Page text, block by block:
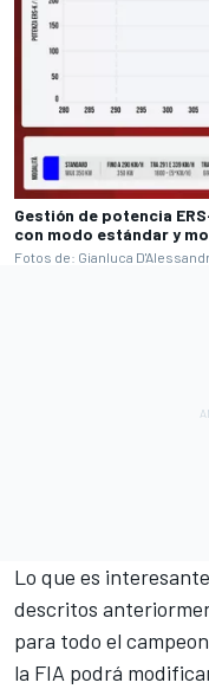
Gestión de potencia
con modo estándar y
Fotos de: Gianluca
Lo que es
descritos
para todo el
la FIA podrá